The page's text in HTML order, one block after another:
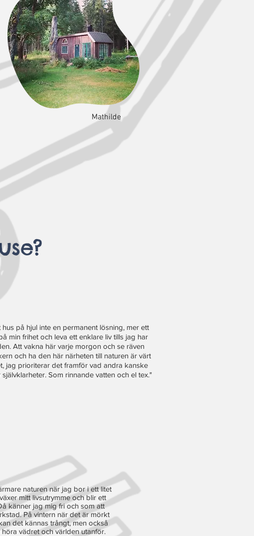
Mathilde
på hjul inte en permanent lösning, mer ett
min frihet och leva ett enklare liv tills jag har
Att vakna här varje morgon och se räven
och ha den här närheten till naturen är värt
jag prioriterar det framför vad andra kanske
Som rinnande vatten och el tex."
naturen när jag bor i ett litet
mitt livsutrymme och blir ett
känner jag mig fri och som att
På vintern när det är mörkt
det kännas trångt, men också
vädret och världen utanför.